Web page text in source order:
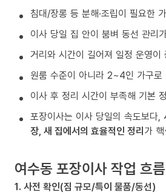
침대/장롱 등 분해·조립이 필요한
이사 당일 집 안이 붐벼 동선 관리
거리와 시간이 길어져 일정 운영이
원룸 수준이 아니라 2~4인 가구로
이사 후 정리 시간이 부족해 기본
포장이사는 이사 당일의 속도보다,
장, 새 집에서의 효율적인 정리가
여수동 포장이사 작업 흐름
1. 사전 확인(짐 규모/특이 물품/동선)